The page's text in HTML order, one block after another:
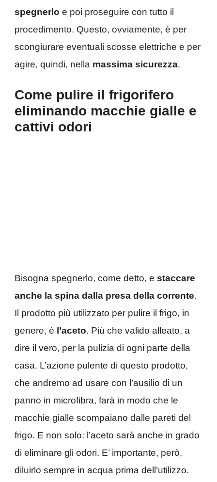
spegnerlo e poi proseguire con tutto il
procedimento. Questo, ovviamente, è per
scongiurare eventuali scosse elettriche e per
agire, quindi, nella massima sicurezza.
Come pulire il frigorifero
eliminando macchie gialle e
cattivi odori
Bisogna spegnerlo, come detto, e staccare
anche la spina dalla presa della corrente.
Il prodotto più utilizzato per pulire il frigo, in
genere, è l’aceto. Più che valido alleato, a
dire il vero, per la pulizia di ogni parte della
casa. L’azione pulente di questo prodotto,
che andremo ad usare con l’ausilio di un
panno in microfibra, farà in modo che le
macchie gialle scompaiano dalle pareti del
frigo. E non solo: l’aceto sarà anche in grado
di eliminare gli odori. E’ importante, però,
diluirlo sempre in acqua prima dell’utilizzo.